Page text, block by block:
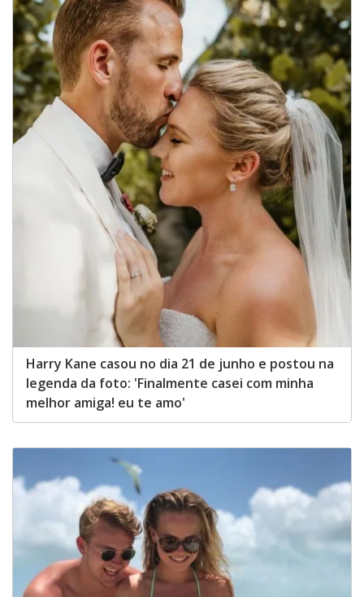
Harry Kane casou no dia 21 de junho e postou na
legenda da foto: 'Finalmente casei com minha
melhor amiga! eu te amo'